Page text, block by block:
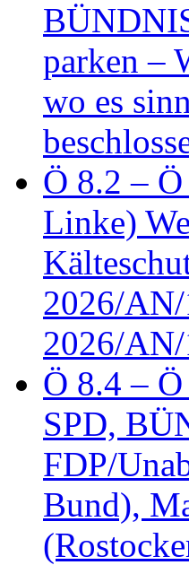
parken –
wo es
Ö 8.2 –
Linke)
2026/AN/
2026/
Ö 8.4 –
SPD,
FDP/
Bund),